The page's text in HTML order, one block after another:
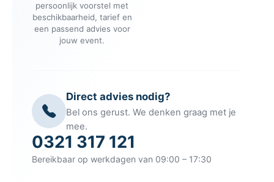
persoonlijk voorstel met
beschikbaarheid, tarief en
een passend advies voor
jouw event.
Direct advies nodig?
Bel ons gerust. We denken graag met je
mee.
0321 317 121
Bereikbaar op werkdagen van 09:00 – 17:30